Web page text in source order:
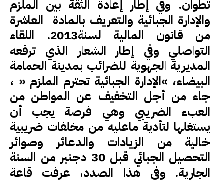
تطوان. وفي إطار إعادة الثقة بين الملزم
والإدارة الجبائية والتعريف بالمادة العاشرة
من قانون المالية لسنة2013. اللقاء
التواصلي وفي إطار الشعار الذي ترفعه
المديرية الجهوية للضرائب بمدينة الحمامة
البيضاء، »الإدارة الجبائية تحترم الملزم « ،
جاء من أجل التخفيف عن المواطن من
العبء الضريبي وهي فرصة يجب أن
يستغلها لتأدية ماعليه من مخلفات ضريبية
خالية من الزيادات والدعائر وصوائر
التحصيل الجبائي قبل 30 دجنبر من السنة
الجارية. وفي هذا الصدد، عرفت قاعة